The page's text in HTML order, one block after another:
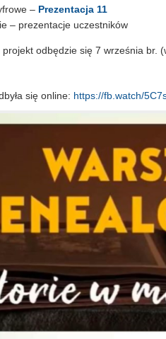
– Prezentacja 11
– prezentacje uczestników
odbędzie się 7 września br.
się online: https://fb.watch/